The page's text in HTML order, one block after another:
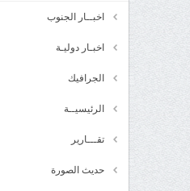
اخبــار الجنوب
اخبـار دوليـة
الجرافيك
الرئيسيــة
تقـــارير
حديث الصورة